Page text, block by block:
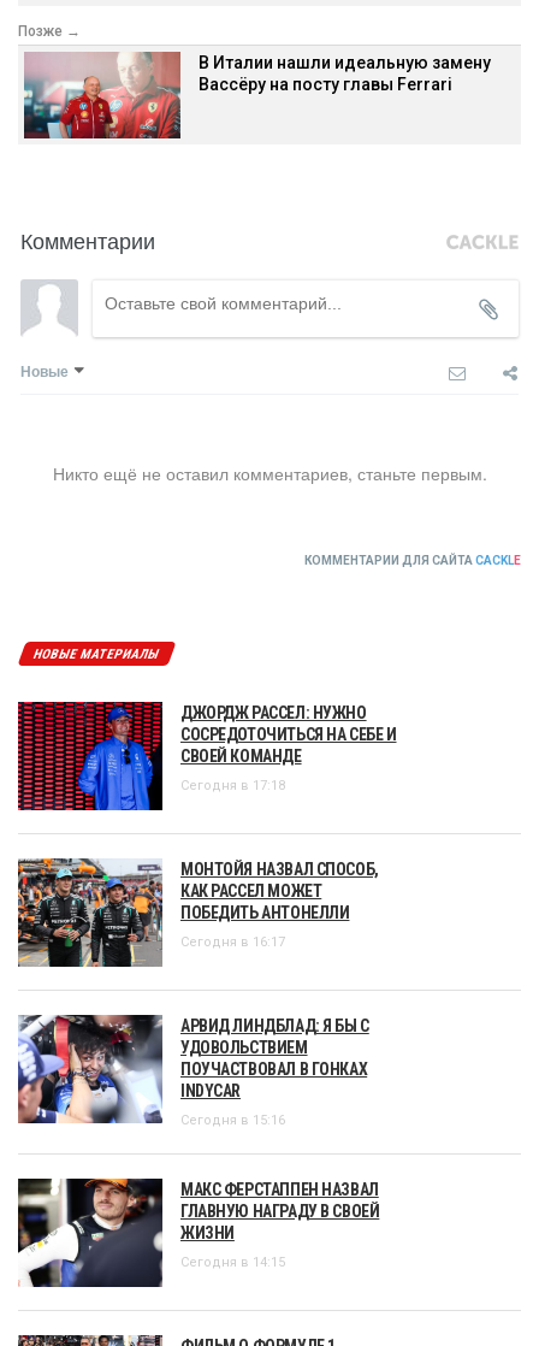
Позже →
В Италии нашли идеальную замену
Вассёру на посту главы Ferrari
Комментарии
Новые
Никто ещё не оставил комментариев, станьте первым.
КОММЕНТАРИИ ДЛЯ САЙТА CACKLE
НОВЫЕ МАТЕРИАЛЫ
ДЖОРДЖ РАССЕЛ: НУЖНО
СОСРЕДОТОЧИТЬСЯ НА СЕБЕ И
СВОЕЙ КОМАНДЕ
Сегодня в 17:18
МОНТОЙЯ НАЗВАЛ СПОСОБ,
КАК РАССЕЛ МОЖЕТ
ПОБЕДИТЬ АНТОНЕЛЛИ
Сегодня в 16:17
АРВИД ЛИНДБЛАД: Я БЫ С
УДОВОЛЬСТВИЕМ
ПОУЧАСТВОВАЛ В ГОНКАХ
INDYCAR
Сегодня в 15:16
МАКС ФЕРСТАППЕН НАЗВАЛ
ГЛАВНУЮ НАГРАДУ В СВОЕЙ
ЖИЗНИ
Сегодня в 14:15